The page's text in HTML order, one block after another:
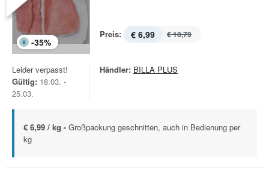
-35%
Preis: € 6,99 € 10,79
Leider verpasst!
Gültig: 18.03. -
25.03.
Händler: BILLA PLUS
€ 6,99 / kg - Großpackung geschnitten, auch in Bedienung per
kg